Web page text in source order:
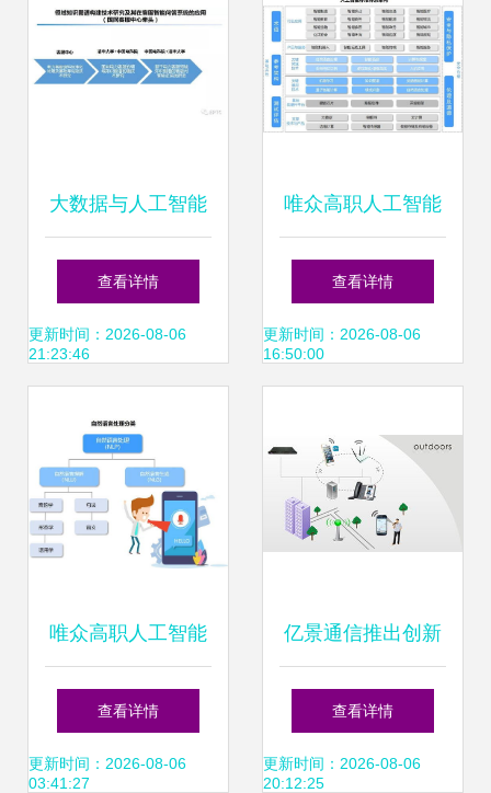
件开发迎来新征程
大数据与人工智能
在能源互联网中的
创新应用
查看详情
更新时间：2026-08-06
21:23:46
唯众高职人工智能
技术应用专业解决
方案 聚焦人工智能
查看详情
更新时间：2026-08-06
16:50:00
唯众高职人工智能
技术应用专业解决
方案 聚焦人工智能
查看详情
更新时间：2026-08-06
03:41:27
亿景通信推出创新
产品IP话机手机应
用软件EP 开启人
查看详情
更新时间：2026-08-06
20:12:25